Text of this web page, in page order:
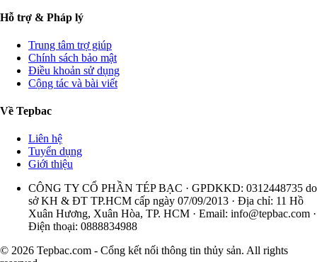
Hỗ trợ & Pháp lý
Trung tâm trợ giúp
Chính sách bảo mật
Điều khoản sử dụng
Cộng tác và bài viết
Về Tepbac
Liên hệ
Tuyển dụng
Giới thiệu
CÔNG TY CỔ PHẦN TÉP BẠC · GPDKKD: 0312448735 do
sở KH & ĐT TP.HCM cấp ngày 07/09/2013 · Địa chỉ: 11 Hồ
Xuân Hương, Xuân Hòa, TP. HCM · Email: info@tepbac.com ·
Điện thoại: 0888834988
© 2026 Tepbac.com - Cổng kết nối thông tin thủy sản. All rights